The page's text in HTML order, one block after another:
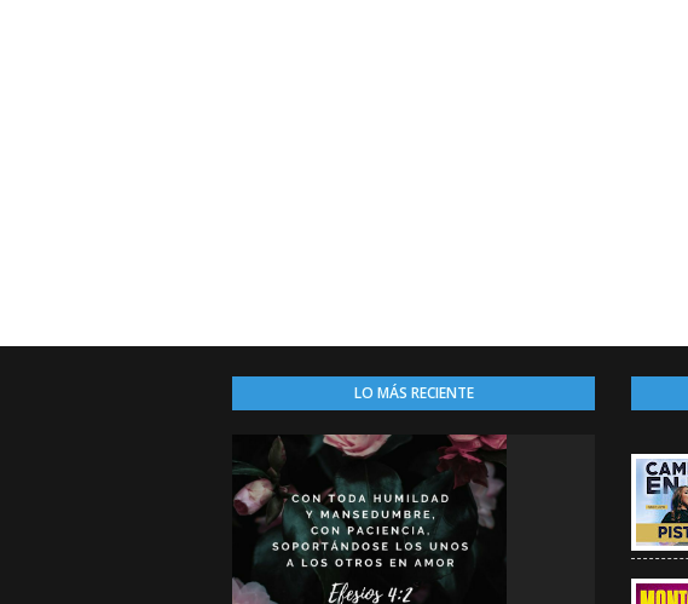
LO MÁS RECIENTE